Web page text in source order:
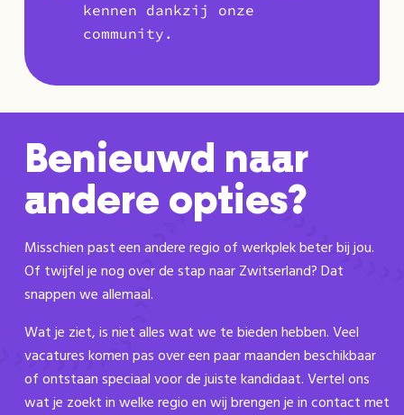
kennen dankzij onze
community.
Benieuwd naar
andere opties?
Misschien past een andere regio of werkplek beter bij jou.
Of twijfel je nog over de stap naar Zwitserland? Dat
snappen we allemaal.
Wat je ziet, is niet alles wat we te bieden hebben. Veel
vacatures komen pas over een paar maanden beschikbaar
of ontstaan speciaal voor de juiste kandidaat. Vertel ons
wat je zoekt in welke regio en wij brengen je in contact met